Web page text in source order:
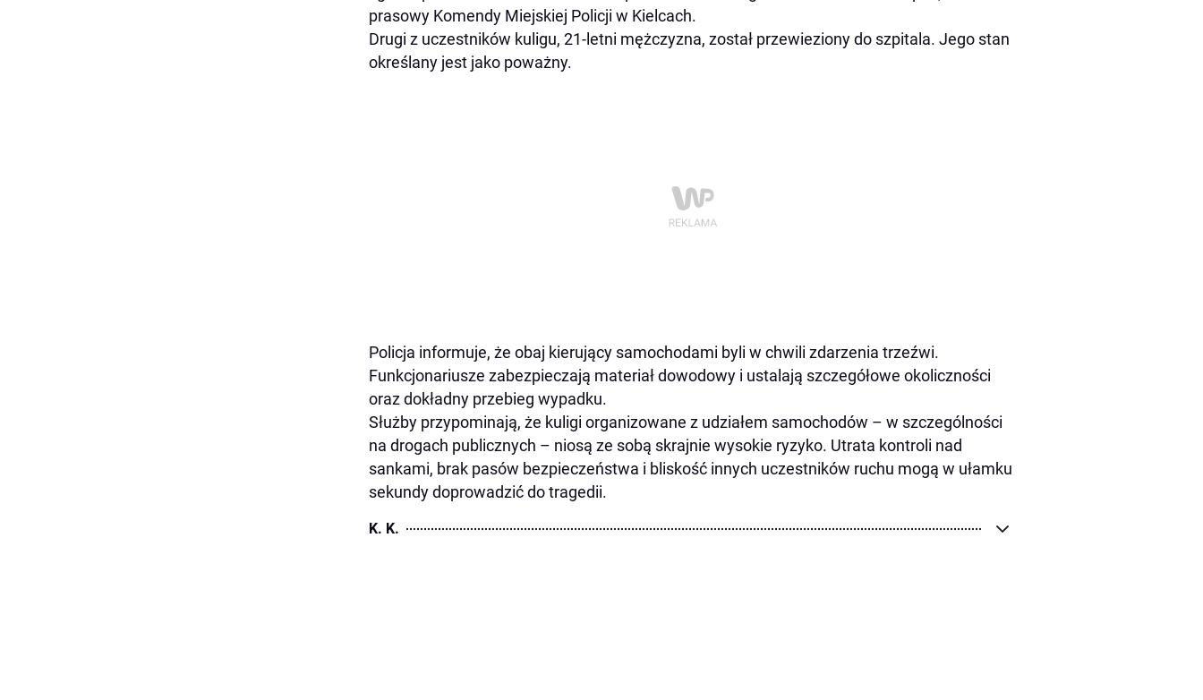
prasowy Komendy Miejskiej Policji w Kielcach.
Drugi z uczestników kuligu, 21-letni mężczyzna, został przewieziony do szpitala. Jego stan
określany jest jako poważny.
Policja informuje, że obaj kierujący samochodami byli w chwili zdarzenia trzeźwi.
Funkcjonariusze zabezpieczają materiał dowodowy i ustalają szczegółowe okoliczności
oraz dokładny przebieg wypadku.
Służby przypominają, że kuligi organizowane z udziałem samochodów – w szczególności
na drogach publicznych – niosą ze sobą skrajnie wysokie ryzyko. Utrata kontroli nad
sankami, brak pasów bezpieczeństwa i bliskość innych uczestników ruchu mogą w ułamku
sekundy doprowadzić do tragedii.
K. K.